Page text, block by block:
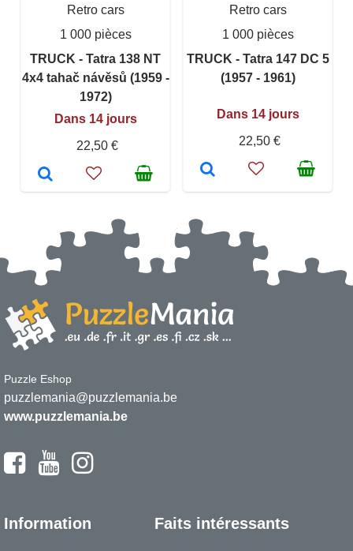
Retro cars
1 000 pièces
TRUCK - Tatra 138 NT
4x4 tahač návěsů (1959 -
1972)
Dans 14 jours
22,50 €
Retro cars
1 000 pièces
TRUCK - Tatra 147 DC 5
(1957 - 1961)
Dans 14 jours
22,50 €
Puzzle Eshop
puzzlemania@puzzlemania.be
www.puzzlemania.be
Information Faits intéressants